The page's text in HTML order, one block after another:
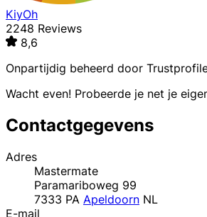
KiyOh
2248 Reviews
8,6
Onpartijdig beheerd door
Wacht even! Probeerde je net je
Contactgegevens
Adres
Mastermate
Paramariboweg 99
7333 PA Apeldoorn NL
E-mail